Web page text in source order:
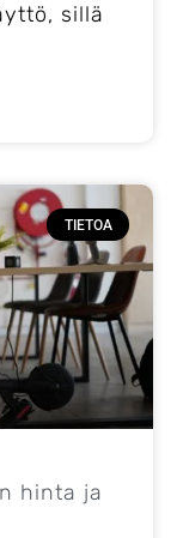
sillä
TIETOA
hinta ja